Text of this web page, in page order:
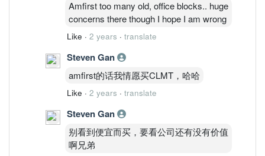
Amfirst too many old, office blocks.. huge
concerns there though I hope I am wrong
Like · 2 years · translate
Steven Gan
amfirst的话我情愿买CLMT，哈哈
Like · 2 years · translate
Steven Gan
别看到便宜而买，要看公司还有没有价值
啊兄弟